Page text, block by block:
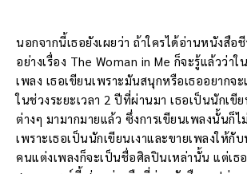
นอกจากนี้เธอยังเผยว่า ถ้าใครได้อ่านหนังสือ
อย่างเรื่อง The Woman in Me ก็จะรู้แล้วว่า
เพลง เธอเขียนเพราะมันสนุกหรือเธออยากจ
ในช่วงระยะเวลา 2 ปีที่ผ่านมา เธอเป็นนักเขี
ต่างๆ มามากมายแล้ว ซึ่งการเขียนเพลงนั้นก็ไ
เพราะเธอเป็นนักเขียนเงาและขายเพลงให้กั
คนแต่งเพลงก็จะเป็นชื่อศิลปินเหล่านั้น แต่เธอ